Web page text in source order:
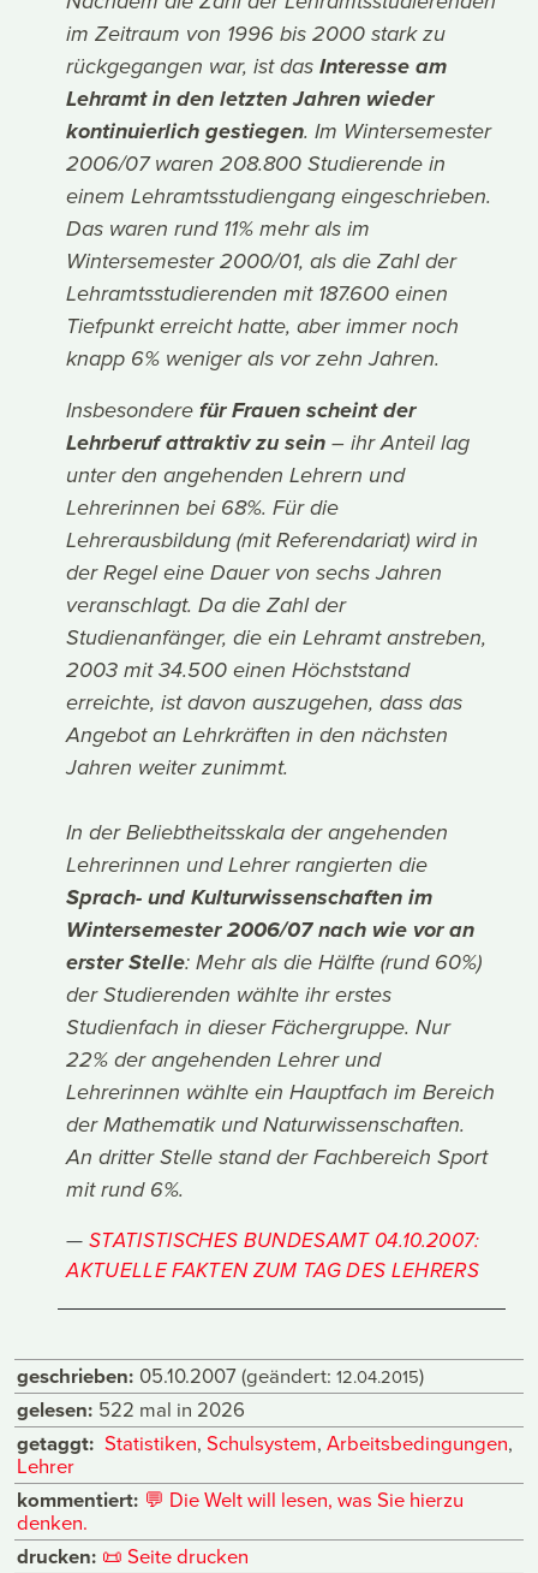
im Zeitraum von 1996 bis 2000 stark zu
rückgegangen war, ist dasInteresse am
Lehramt in den letzten Jahren wieder
kontinuierlich gestiegen. Im Wintersemester
2006/07 waren 208.800 Studierende in
einem Lehramtsstudiengang eingeschrieben.
Das waren rund 11% mehr als im
Wintersemester 2000/01, als die Zahl der
Lehramtsstudierenden mit 187.600 einen
Tiefpunkt erreicht hatte, aber immer noch
knapp 6% weniger als vor zehn Jahren.
Insbesondere für Frauen scheint der
Lehrberuf attraktiv zu sein – ihr Anteil lag
unter den angehenden Lehrern und
Lehrerinnen bei 68%. Für die
Lehrerausbildung (mit Referendariat) wird in
der Regel eine Dauer von sechs Jahren
veranschlagt. Da die Zahl der
Studienanfänger, die ein Lehramt anstreben,
2003 mit 34.500 einen Höchststand
erreichte, ist davon auszugehen, dass das
Angebot an Lehrkräften in den nächsten
Jahren weiter zunimmt.
In der Beliebtheitsskala der angehenden
Lehrerinnen und Lehrer rangierten die
Sprach- und Kulturwissenschaften im
Wintersemester 2006/07 nach wie vor an
erster Stelle: Mehr als die Hälfte (rund 60%)
der Studierenden wählte ihr erstes
Studienfach in dieser Fächergruppe. Nur
22% der angehenden Lehrer und
Lehrerinnen wählte ein Hauptfach im Bereich
der Mathematik und Naturwissenschaften.
An dritter Stelle stand der Fachbereich Sport
mit rund 6%.
STATISTISCHES BUNDESAMT 04.10.2007:
AKTUELLE FAKTEN ZUM TAG DES LEHRERS
geschrieben: 05.10.2007(geändert: 12.04.2015)
gelesen: 522 mal in 2026
getaggt: Statistiken, Schulsystem, Arbeitsbedingungen,
Lehrer
kommentiert: 💬 Die Welt will lesen, was Sie hierzu
denken.
drucken: 📜 Seite drucken